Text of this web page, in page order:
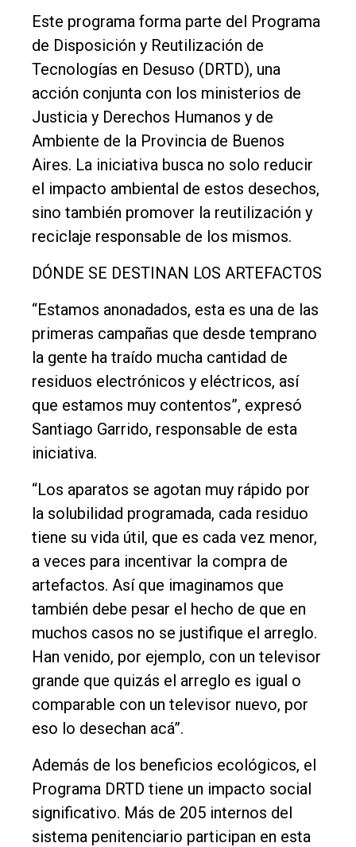
Fúnebres
Edición
Empresa
Nosotros
Contacto
Este programa forma parte del Programa
de Disposición y Reutilización de
Tecnologías en Desuso (DRTD), una
acción conjunta con los ministerios de
Justicia y Derechos Humanos y de
Ambiente de la Provincia de Buenos
Aires. La iniciativa busca no solo reducir
el impacto ambiental de estos desechos,
sino también promover la reutilización y
reciclaje responsable de los mismos.
DÓNDE SE DESTINAN LOS ARTEFACTOS
“Estamos anonadados, esta es una de las
primeras campañas que desde temprano
la gente ha traído mucha cantidad de
residuos electrónicos y eléctricos, así
que estamos muy contentos”, expresó
Santiago Garrido, responsable de esta
iniciativa.
“Los aparatos se agotan muy rápido por
la solubilidad programada, cada residuo
tiene su vida útil, que es cada vez menor,
a veces para incentivar la compra de
artefactos. Así que imaginamos que
también debe pesar el hecho de que en
muchos casos no se justifique el arreglo.
Han venido, por ejemplo, con un televisor
grande que quizás el arreglo es igual o
comparable con un televisor nuevo, por
eso lo desechan acá”.
Además de los beneficios ecológicos, el
Programa DRTD tiene un impacto social
significativo. Más de 205 internos del
sistema penitenciario participan en esta